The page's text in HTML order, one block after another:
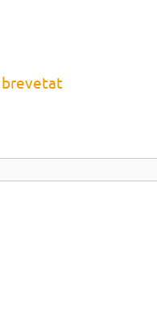
brevetat